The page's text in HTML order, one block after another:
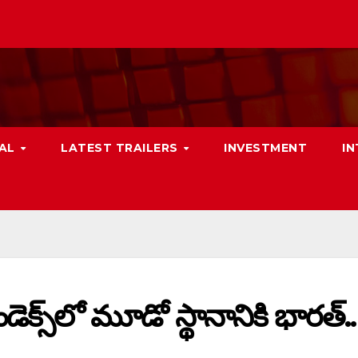
LATEST TRAILERS INVESTMENT
మూడో స్థానానికి భారత్‌..